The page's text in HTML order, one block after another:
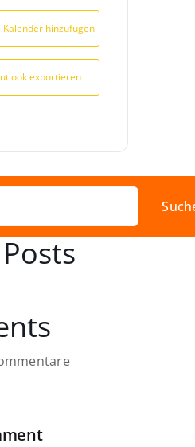
Kalender hinzufügen
exportieren